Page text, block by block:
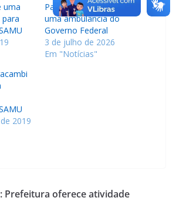
uma
Paracambi recebe mais
uma ambulância do
Governo Federal
3 de julho de 2026
Em "Notícias"
2019
Prefeitura oferece atividade